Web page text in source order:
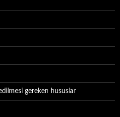
gereken hususlar